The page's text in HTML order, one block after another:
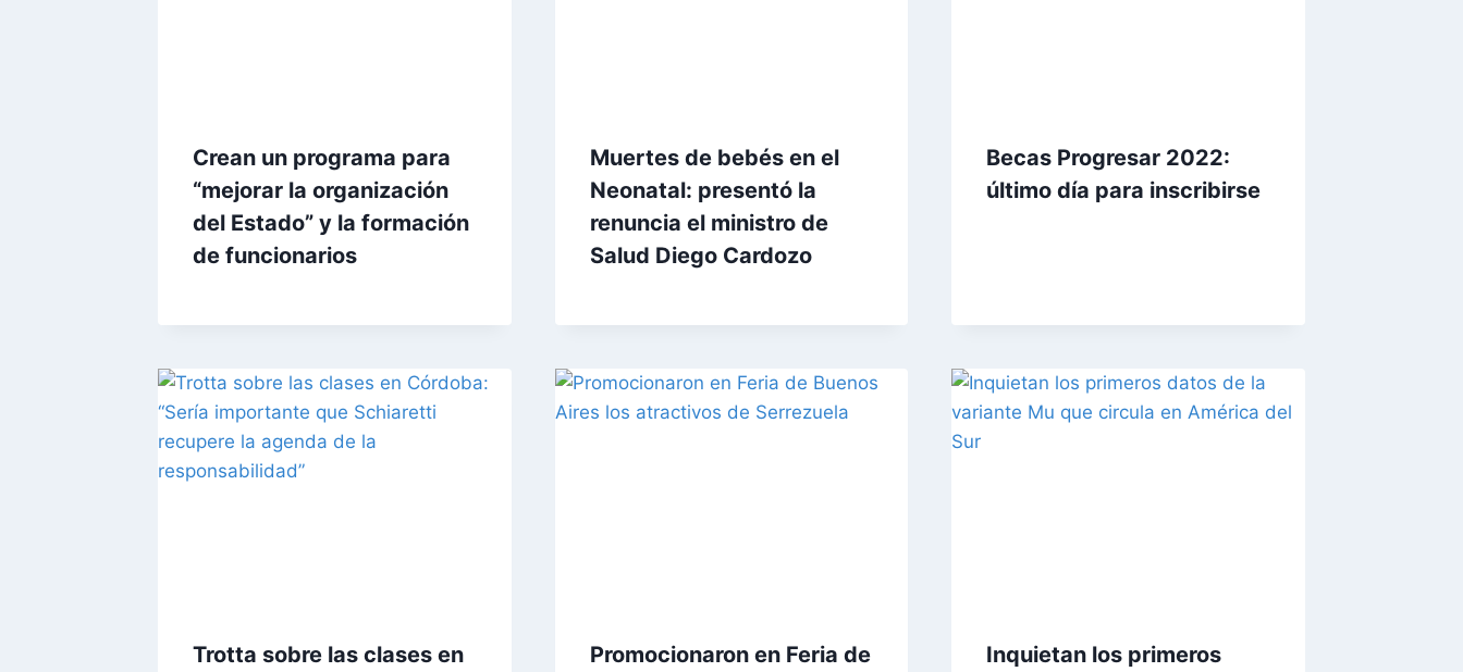
Crean un programa para
“mejorar la organización
del Estado” y la formación
de funcionarios
Muertes de bebés en el
Neonatal: presentó la
renuncia el ministro de
Salud Diego Cardozo
Becas Progresar 2022:
último día para inscribirse
Trotta sobre las clases en
Promocionaron en Feria de
Inquietan los primeros